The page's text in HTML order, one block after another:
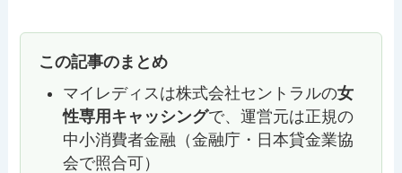
この記事のまとめ
マイレディスは株式会社セントラルの女
性専用キャッシングで、運営元は正規の
中小消費者金融（金融庁・日本貸金業協
会で照合可）